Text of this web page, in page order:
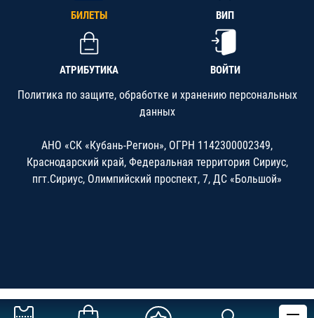
БИЛЕТЫ ВИП
АТРИБУТИКА ВОЙТИ
Политика по защите, обработке и хранению персональных
данных
АНО «СК «Кубань-Регион», ОГРН 1142300002349,
Краснодарский край, Федеральная территория Сириус,
пгт.Сириус, Олимпийский проспект, 7, ДС «Большой»